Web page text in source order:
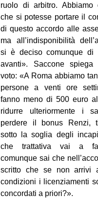
ruolo di arbitro. Abbiamo
che si potesse portare il
di questo accordo alle
ma all’indisponibilità
si è deciso comunque di
avanti». Saccone spiega
voto: «A Roma abbiamo
persone a venti ore
fanno meno di 500 euro
ridurre ulteriormente i
perdere il bonus Renzi,
sotto la soglia degli
che trattativa vai a
comunque sai che
scritto che se non arrivi
condizioni i licenziamenti
concordati a priori?».